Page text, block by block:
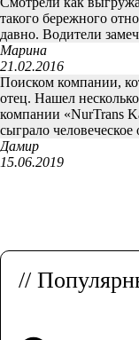
такого бережного
давно. Водители
Марина
21.02.2016
Поиском компании,
отец. Нашел
компании «NurTrans
сыграло
Дамир
15.06.2019
//